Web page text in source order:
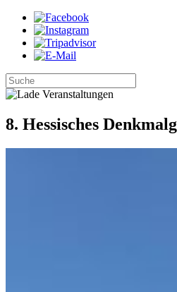
8. Hessisches